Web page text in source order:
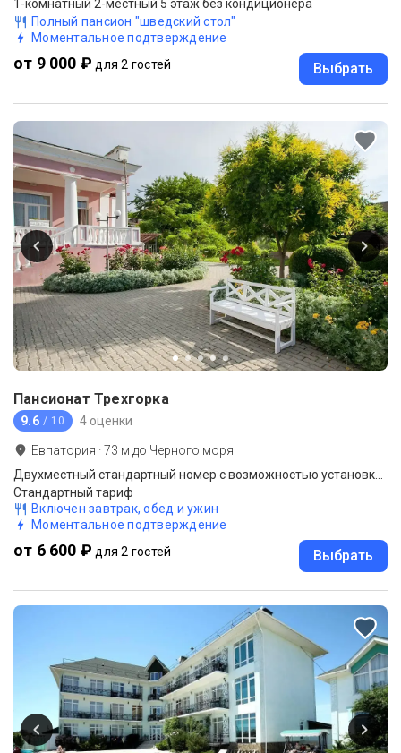
1-комнатный 2-местный 5 этаж без кондиционера
Полный пансион "шведский стол"
Моментальное подтверждение
от 9 000 ₽ для 2 гостей Выбрать
Пансионат Трехгорка
9.6 / 10 4 оценки
Евпатория ·73 м до Черного моря
Стандартный тариф
Включен завтрак, обед и ужин
Моментальное подтверждение
от 6 600 ₽ для 2 гостей Выбрать